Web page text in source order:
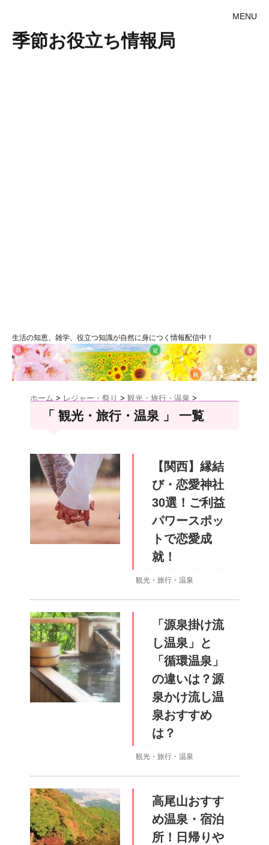
MENU
季節お役立ち情報局
生活の知恵、雑学、役立つ知識が自然に身につく情報配信中！
ホーム > レジャー・祭り > 観光・旅行・温泉 >
「 観光・旅行・温泉 」 一覧
【関西】縁結
び・恋愛神社
30選！ご利益
パワースポッ
トで恋愛成
就！
観光・旅行・温泉
「源泉掛け流
し温泉」と
「循環温泉」
の違いは？源
泉かけ流し温
泉おすすめ
は？
観光・旅行・温泉
高尾山おすす
め温泉・宿泊
所！日帰りや